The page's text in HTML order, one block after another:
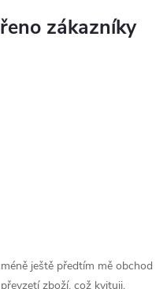
ještě předtím mě obchod
zboží, což kvituji.